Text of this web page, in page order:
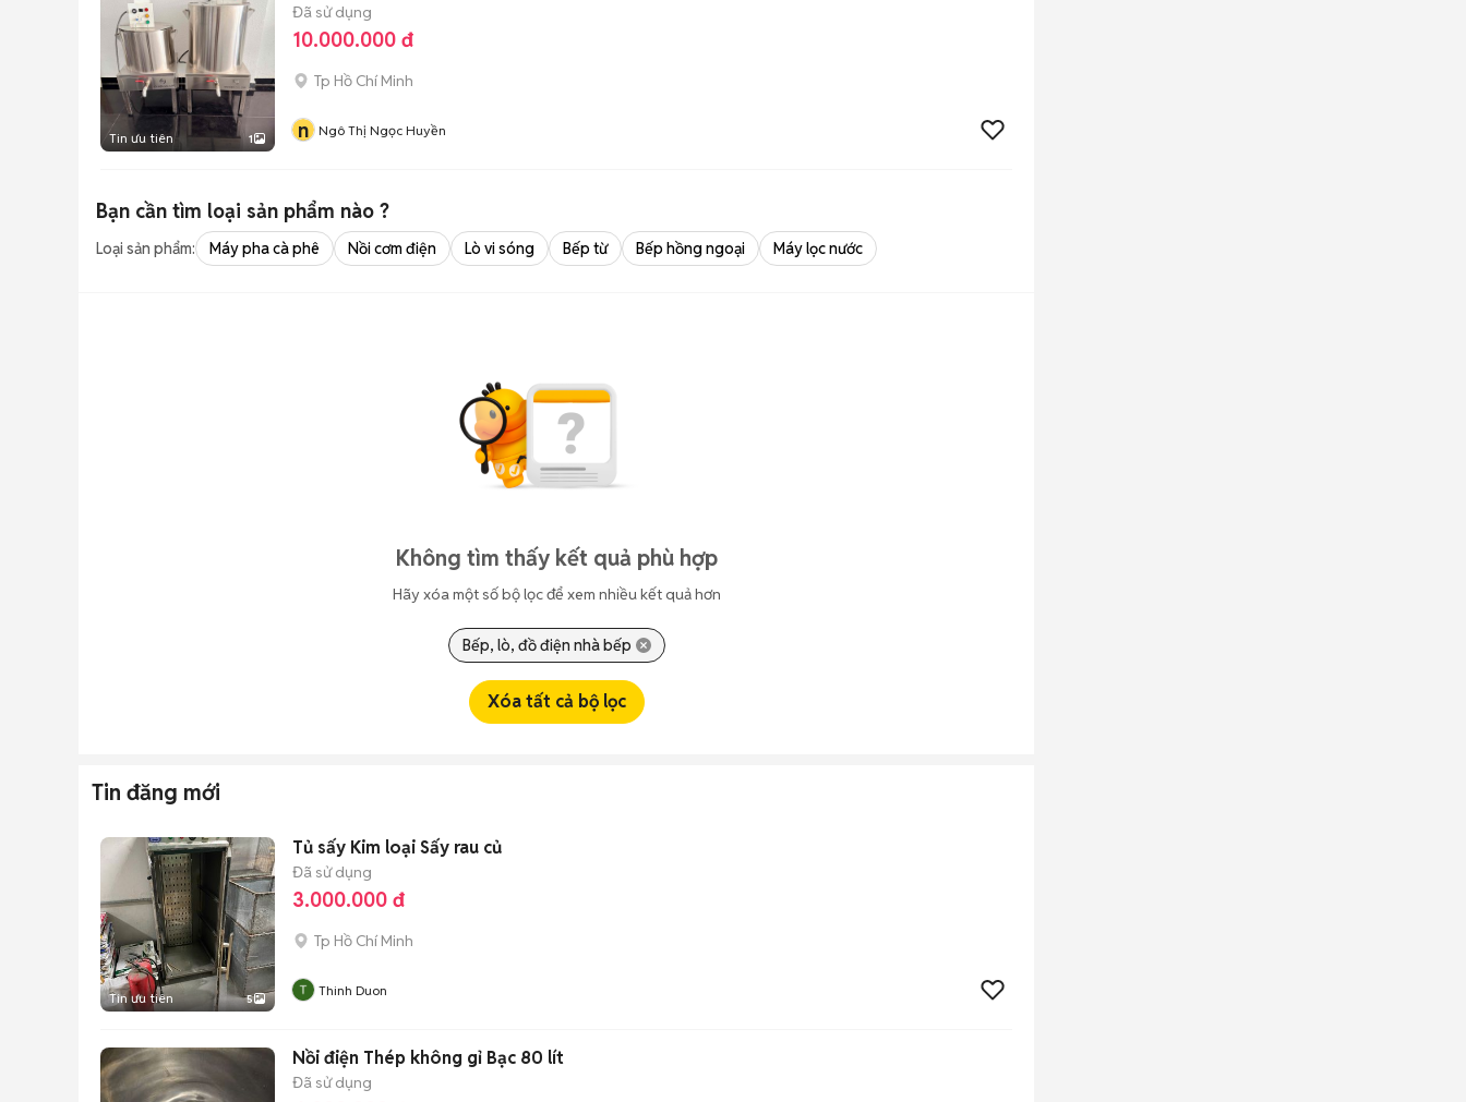
Tin ưu tiên 1
Đã sử dụng
10.000.000 đ
Tp Hồ Chí Minh
n Ngô Thị Ngọc Huyền
Bạn cần tìm loại sản phẩm nào ?
Loại sản phẩm: Máy pha cà phê Nồi cơm điện Lò vi sóng Bếp từ Bếp hồng ngoại Máy lọc nước
Không tìm thấy kết quả phù hợp
Hãy xóa một số bộ lọc để xem nhiều kết quả hơn
Bếp, lò, đồ điện nhà bếp
Xóa tất cả bộ lọc
Tin đăng mới
Tin ưu tiên 5
Tủ sấy Kim loại Sấy rau củ
Đã sử dụng
3.000.000 đ
Tp Hồ Chí Minh
Thinh Duon
Nồi điện Thép không gỉ Bạc 80 lít
Đã sử dụng